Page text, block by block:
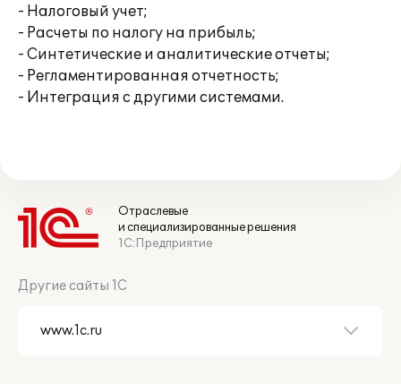
- Налоговый учет;
- Расчеты по налогу на прибыль;
- Синтетические и аналитические отчеты;
- Регламентированная отчетность;
- Интеграция с другими системами.
Отраслевые
и специализированные решения
1С:Предприятие
Другие сайты 1С